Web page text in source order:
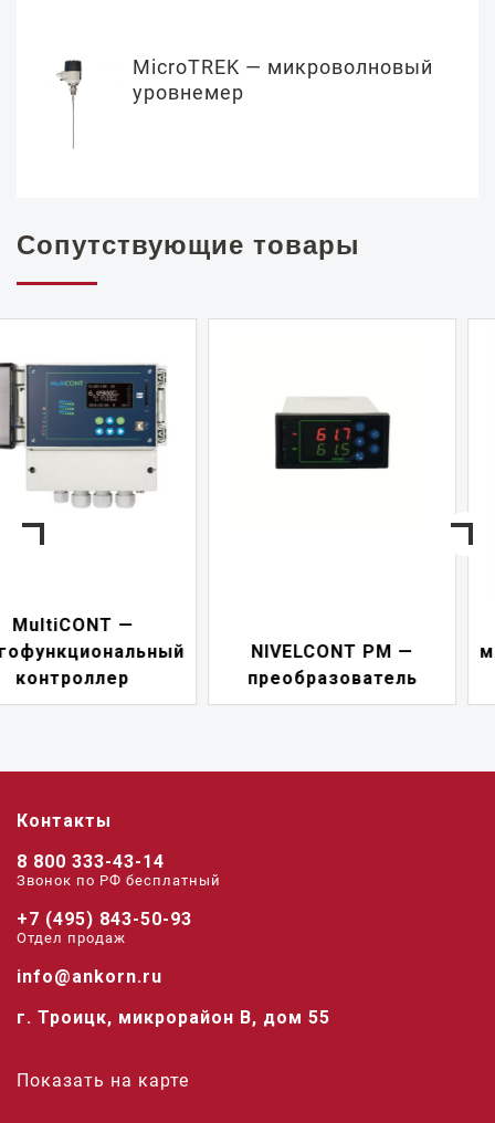
MicroTREK — микроволновый
уровнемер
Сопутствующие товары
NIVELCONT PM —
преобразователь
переключатель
Контакты
8 800 333-43-14
Звонок по РФ беcплатный
+7 (495) 843-50-93
Отдел продаж
info@ankorn.ru
г. Троицк, микрорайон В, дом 55
Показать на карте